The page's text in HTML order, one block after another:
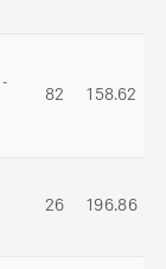
-
82 158.62
26 196.86